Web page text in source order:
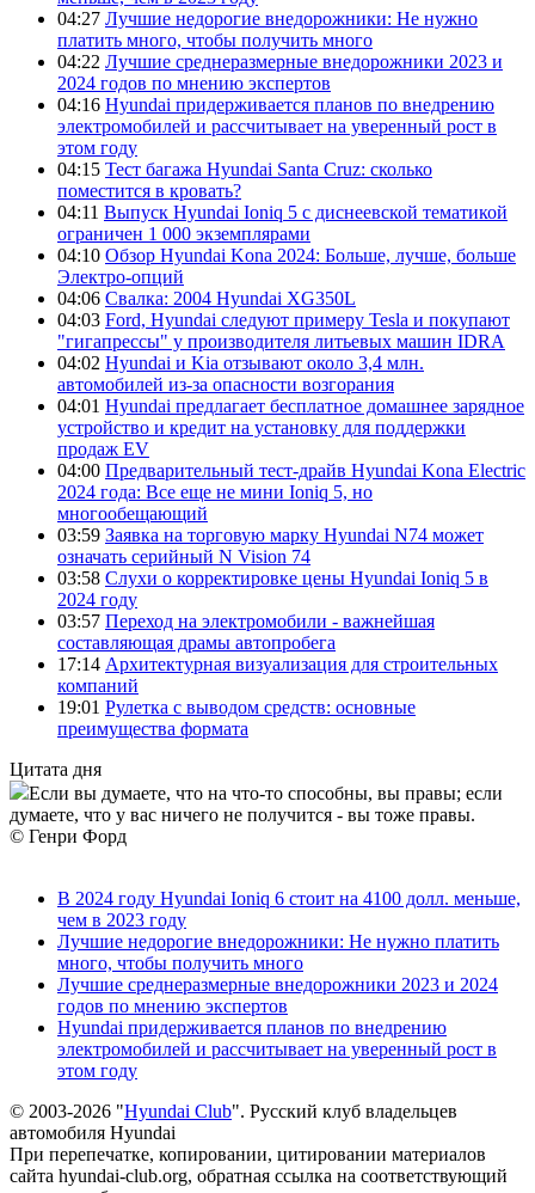
04:27 Лучшие недорогие внедорожники: Не нужно
платить много, чтобы получить много
04:22 Лучшие среднеразмерные внедорожники 2023 и
2024 годов по мнению экспертов
04:16 Hyundai придерживается планов по внедрению
электромобилей и рассчитывает на уверенный рост в
этом году
04:15 Тест багажа Hyundai Santa Cruz: сколько
поместится в кровать?
04:11 Выпуск Hyundai Ioniq 5 с диснеевской тематикой
ограничен 1 000 экземплярами
04:10 Обзор Hyundai Kona 2024: Больше, лучше, больше
Электро-опций
04:06 Свалка: 2004 Hyundai XG350L
04:03 Ford, Hyundai следуют примеру Tesla и покупают
"гигапрессы" у производителя литьевых машин IDRA
04:02 Hyundai и Kia отзывают около 3,4 млн.
автомобилей из-за опасности возгорания
04:01 Hyundai предлагает бесплатное домашнее зарядное
устройство и кредит на установку для поддержки
продаж EV
04:00 Предварительный тест-драйв Hyundai Kona Electric
2024 года: Все еще не мини Ioniq 5, но
многообещающий
03:59 Заявка на торговую марку Hyundai N74 может
означать серийный N Vision 74
03:58 Слухи о корректировке цены Hyundai Ioniq 5 в
2024 году
03:57 Переход на электромобили - важнейшая
составляющая драмы автопробега
17:14 Архитектурная визуализация для строительных
компаний
19:01 Рулетка с выводом средств: основные
преимущества формата
Цитата дня
Если вы думаете, что на что-то способны, вы правы; если
думаете, что у вас ничего не получится - вы тоже правы.
© Генри Форд
В 2024 году Hyundai Ioniq 6 стоит на 4100 долл. меньше,
чем в 2023 году
Лучшие недорогие внедорожники: Не нужно платить
много, чтобы получить много
Лучшие среднеразмерные внедорожники 2023 и 2024
годов по мнению экспертов
Hyundai придерживается планов по внедрению
электромобилей и рассчитывает на уверенный рост в
этом году
© 2003-2026 "Hyundai Club". Русский клуб владельцев
автомобиля Hyundai
При перепечатке, копировании, цитировании материалов
сайта hyundai-club.org, обратная ссылка на соответствующий